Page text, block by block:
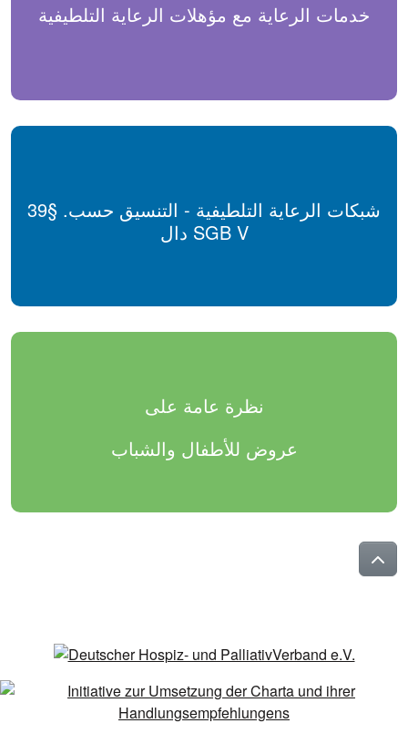
خدمات الرعاية مع مؤهلات الرعاية التلطيفية
شبكات الرعاية التلطيفية - التنسيق حسب. §39
دال SGB V
نظرة عامة على
عروض للأطفال والشباب